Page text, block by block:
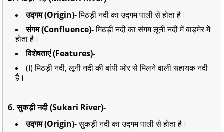
उद्गम (Origin)-मिठड़ी नदी का उद्गम पाली से होता है।
संगम (Confluence)-मिठड़ी नदी का संगम लूनी नदी में बाड़मेर में
होता है।
विशेषताएं (Features)-
(I) मिठड़ी नदी, लूनी नदी की बांयी ओर से मिलने वाली सहायक नदी
है।
6.सुकड़ी नदी (Sukari River)-
उद्गम (Origin)-सुकड़ी नदी का उद्गम पाली से होता है।